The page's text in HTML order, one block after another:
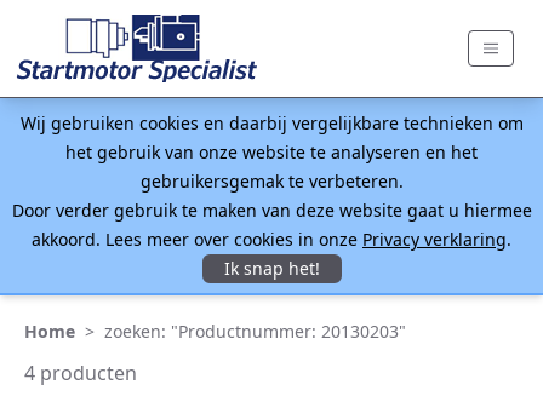
Wij gebruiken cookies en daarbij vergelijkbare technieken om
het gebruik van onze website te analyseren en het
gebruikersgemak te verbeteren.
Door verder gebruik te maken van deze website gaat u hiermee
akkoord. Lees meer over cookies in onze Privacy verklaring.
Ik snap het!
Home > zoeken: "Productnummer: 20130203"
4 producten